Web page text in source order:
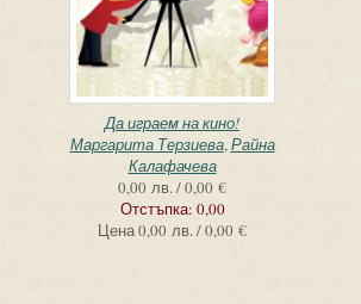
Да играем на кино!
Маргарита Терзиева,Райна
Калафачева
0,00 лв. / 0,00 €
Отстъпка: 0,00
Цена0,00 лв. / 0,00 €